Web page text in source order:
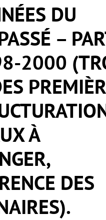
DU
–
2000
À
DES